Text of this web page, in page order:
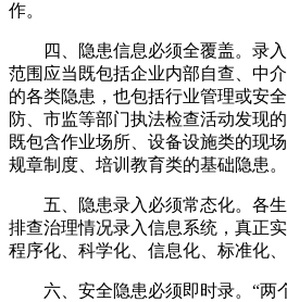
作。
四、隐患信息必须全覆盖。录
范围应当既包括企业内部自查、中
的各类隐患，也包括行业管理或安
防、市监等部门执法检查活动发现
既包含作业场所、设备设施类的现
规章制度、培训教育类的基础隐患。
五、隐患录入必须常态化。各
排查治理情况录入信息系统，真正
程序化、科学化、信息化、标准化、
六、安全隐患必须即时录。“两